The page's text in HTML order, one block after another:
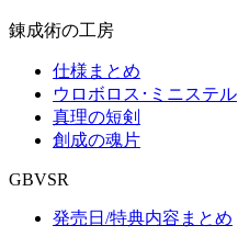
錬成術の工房
仕様まとめ
ウロボロス･ミニステル
真理の短剣
創成の魂片
GBVSR
発売日/特典内容まとめ